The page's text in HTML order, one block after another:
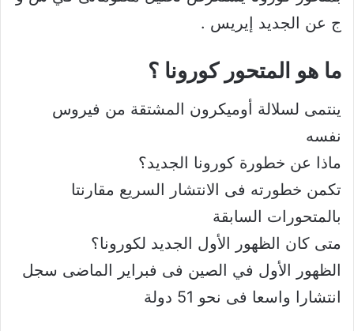
ج عن الجديد إيريس .
ما هو المتحور كورونا ؟
ينتمى لسلالة أوميكرون المشتقة من فيروس
نفسه
ماذا عن خطورة كورونا الجديد؟
تكمن خطورته فى الانتشار السريع مقارنتا
بالمتحورات السابقة
متى كان الظهور الأول الجديد لكورونا؟
الظهور الأول في الصين فى فبراير الماضى سجل
انتشارا واسعا فى نحو 51 دولة